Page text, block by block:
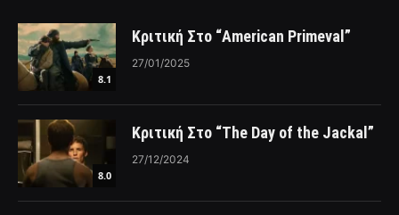
8.1
Κριτική Στο “American Primeval”
27/01/2025
8.0
Κριτική Στο “The Day of the Jackal”
27/12/2024